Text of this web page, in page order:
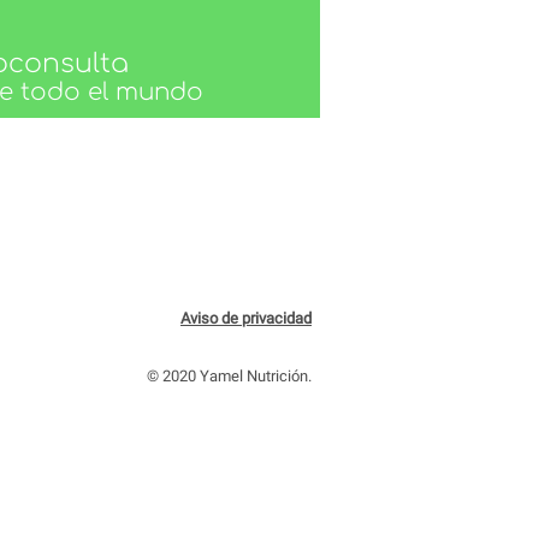
todo el mundo
© 2020 Yamel Nutrición.
Aviso de privacidad